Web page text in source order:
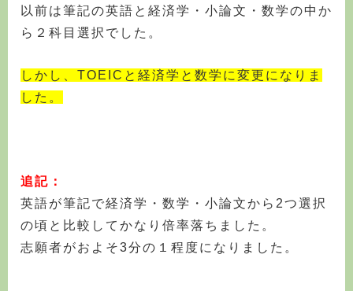
以前は筆記の英語と経済学・小論文・数学の中か
ら２科目選択でした。
しかし、TOEICと経済学と数学に変更になりま
した。
追記：
英語が筆記で経済学・数学・小論文から2つ選択
の頃と比較してかなり倍率落ちました。
志願者がおよそ3分の１程度になりました。